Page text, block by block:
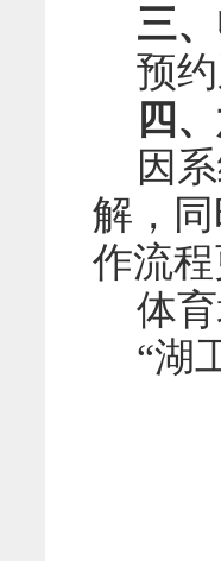
三
预
四
因
解，
作流
体
“湖